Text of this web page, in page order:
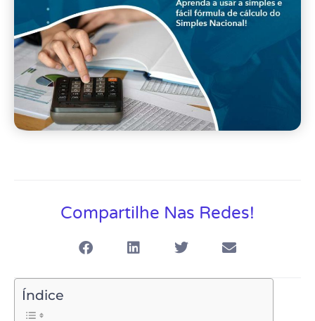
Compartilhe Nas Redes!
Índice